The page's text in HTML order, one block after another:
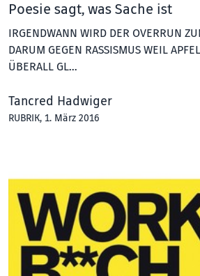
Poesie sagt, was Sache ist
IRGENDWANN WIRD DER OVERRUN
DARUM GEGEN RASSISMUS WEIL
ÜBERALL GL…
Tancred Hadwiger
RUBRIK, 1. März 2016